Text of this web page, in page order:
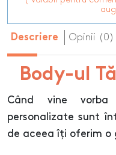
Descriere Opinii (0)
Body-ul
Când vine
personalizate sunt
de aceea îți oferim o